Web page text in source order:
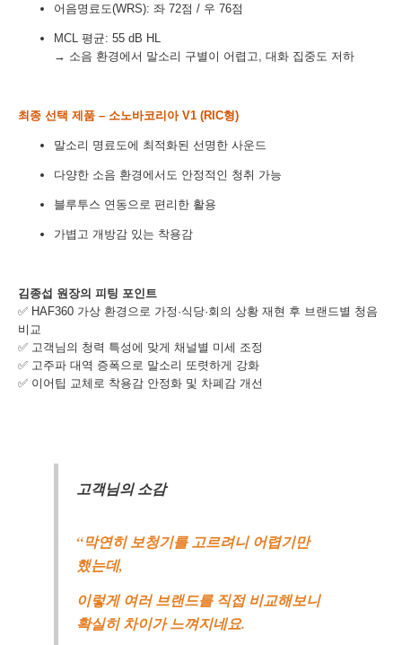
어음명료도(WRS): 좌 72점 / 우 76점
MCL 평균: 55 dB HL
→ 소음 환경에서 말소리 구별이 어렵고, 대화 집중도 저하
최종 선택 제품 – 소노바코리아 V1 (RIC형)
말소리 명료도에 최적화된 선명한 사운드
다양한 소음 환경에서도 안정적인 청취 가능
블루투스 연동으로 편리한 활용
가볍고 개방감 있는 착용감
김종섭 원장의 피팅 포인트
✅ HAF360 가상 환경으로 가정·식당·회의 상황 재현 후 브랜드별 청음
비교
✅ 고객님의 청력 특성에 맞게 채널별 미세 조정
✅ 고주파 대역 증폭으로 말소리 또렷하게 강화
✅ 이어팁 교체로 착용감 안정화 및 차폐감 개선
고객님의 소감
“막연히 보청기를 고르려니 어렵기만
했는데,
이렇게 여러 브랜드를 직접 비교해보니
확실히 차이가 느껴지네요.
연락처
예약날짜
예약시간
분야
내용
개인정보 수집, 이용에 동의합니다.
[자세히보기]